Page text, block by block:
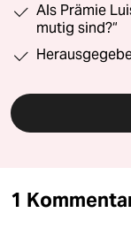
Als Prämie
mutig sind?“
1